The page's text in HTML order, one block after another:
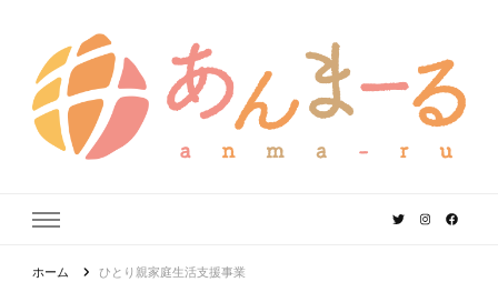
ホーム ひとり親家庭生活支援事業